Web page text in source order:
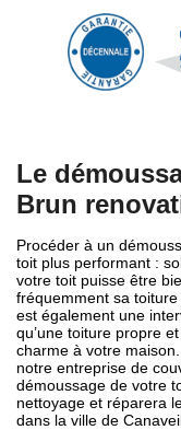
Le
Brun
Procéder à un
toit plus performant :
votre toit puisse être
fréquemment sa
est également une
qu’une toiture propre
charme à votre
notre entreprise de
démoussage de votre
nettoyage et réparera
dans la ville de